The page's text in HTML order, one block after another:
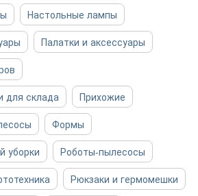
Настольные лампы
Палатки и аксессуары
для склада
Прихожие
Формы
уборки
Роботы-пылесосы
Рюкзаки и гермомешки